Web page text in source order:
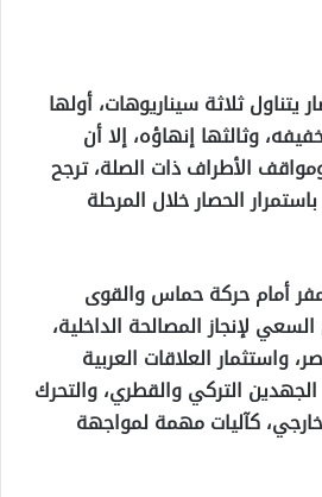
ثلاثة سيناريوهات، أولها
وثالثها إنهاؤه، إلا أن
الأطراف ذات الصلة، ترجح
الحصار خلال المرحلة
أمام حركة حماس والقوى
لإنجاز المصالحة الداخلية،
واستثمار العلاقات العربية
التركي والقطري، والتحرك
كآليات مهمة لمواجهة